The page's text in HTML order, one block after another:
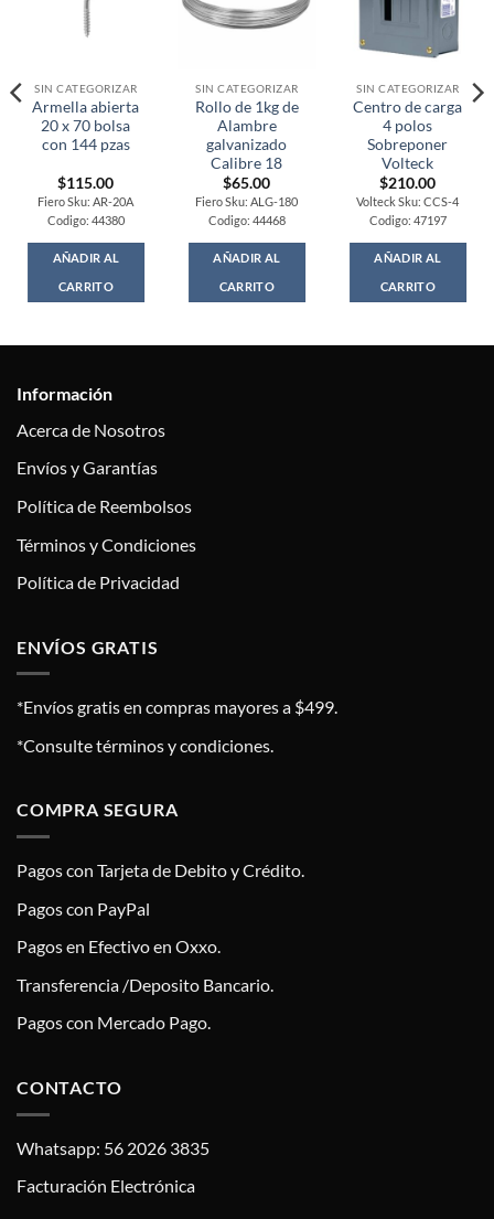
SIN CATEGORIZAR
Armella abierta
20 x 70 bolsa
con 144 pzas
$115.00
Fiero Sku: AR-20A
Codigo: 44380
AÑADIR AL
CARRITO
SIN CATEGORIZAR
Rollo de 1kg de
Alambre
galvanizado
Calibre 18
$65.00
Fiero Sku: ALG-180
Codigo: 44468
AÑADIR AL
CARRITO
SIN CATEGORIZAR
Centro de carga
4 polos
Sobreponer
Volteck
$210.00
Volteck Sku: CCS-4
Codigo: 47197
AÑADIR AL
CARRITO
Información
Acerca de Nosotros
Envíos y Garantías
Política de Reembolsos
Términos y Condiciones
Política de Privacidad
ENVÍOS GRATIS
*Envíos gratis en compras mayores a $499.
*Consulte términos y condiciones.
COMPRA SEGURA
Pagos con Tarjeta de Debito y Crédito.
Pagos con PayPal
Pagos en Efectivo en Oxxo.
Transferencia /Deposito Bancario.
Pagos con Mercado Pago.
CONTACTO
Whatsapp: 56 2026 3835
Facturación Electrónica